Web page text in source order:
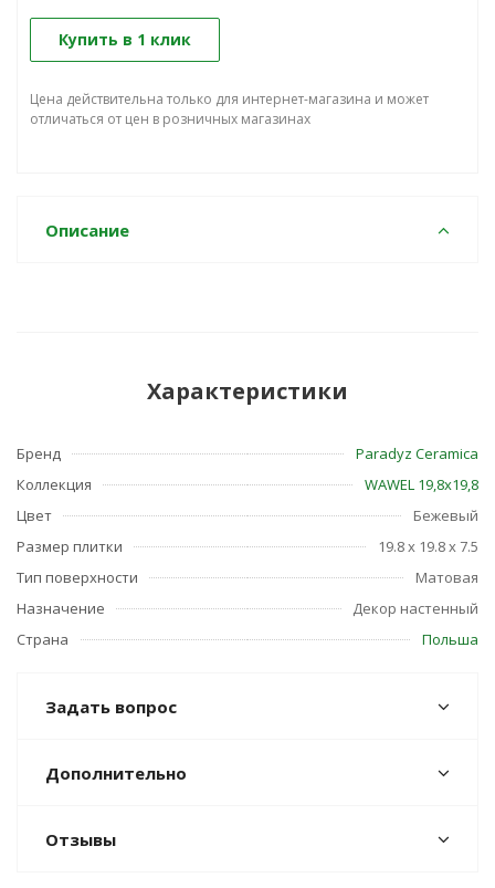
Купить в 1 клик
Цена действительна только для интернет-магазина и может
отличаться от цен в розничных магазинах
Описание
Характеристики
Бренд
Paradyz Ceramica
Коллекция
WAWEL 19,8х19,8
Цвет
Бежевый
Размер плитки
19.8 x 19.8 x 7.5
Тип поверхности
Матовая
Назначение
Декор настенный
Страна
Польша
Задать вопрос
Дополнительно
Отзывы